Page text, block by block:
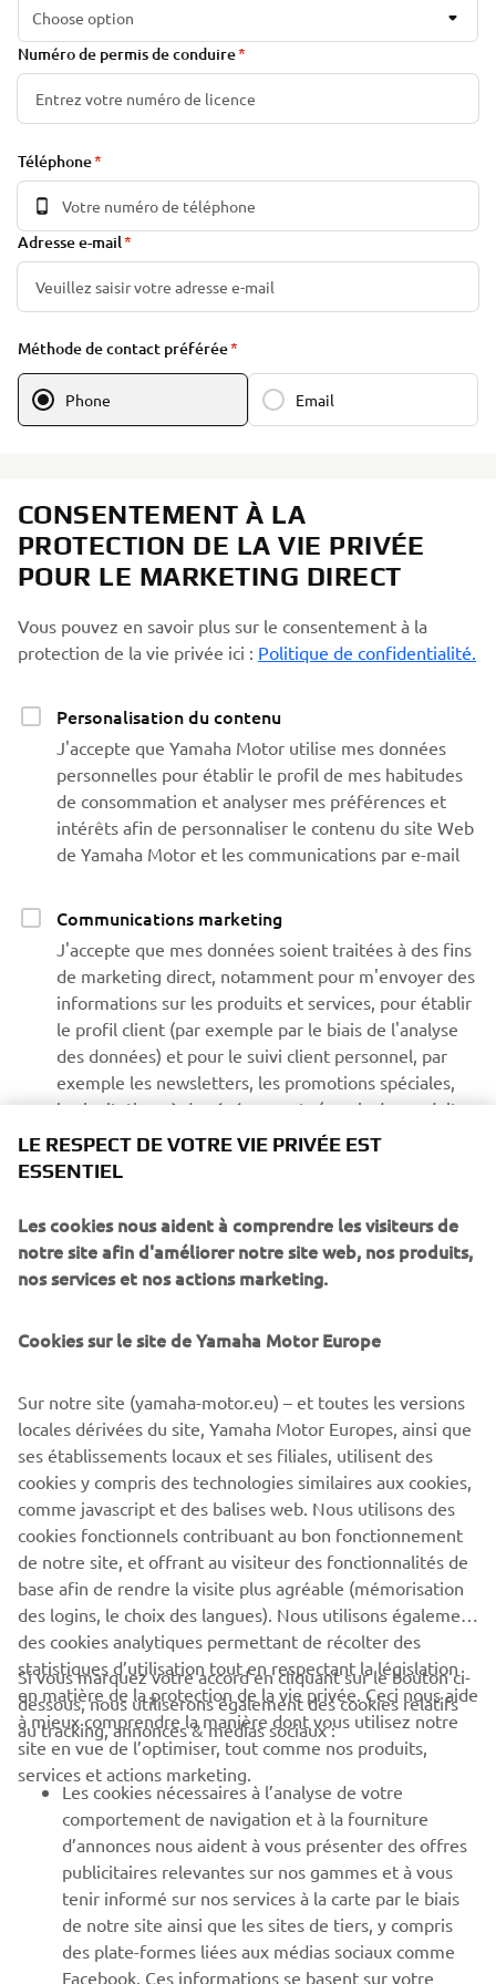
Choose option
Numéro de permis de conduire
Téléphone
Adresse e-mail
Méthode de contact préférée
Phone Email
CONSENTEMENT À LA
PROTECTION DE LA VIE PRIVÉE
POUR LE MARKETING DIRECT
Vous pouvez en savoir plus sur le consentement à la
protection de la vie privée ici : Politique de confidentialité.
Personalisation du contenu
J'accepte que Yamaha Motor utilise mes données
personnelles pour établir le profil de mes habitudes
de consommation et analyser mes préférences et
intérêts afin de personnaliser le contenu du site Web
de Yamaha Motor et les communications par e-mail
Communications marketing
J'accepte que mes données soient traitées à des fins
de marketing direct, notamment pour m'envoyer des
informations sur les produits et services, pour établir
le profil client (par exemple par le biais de l'analyse
des données) et pour le suivi client personnel, par
exemple les newsletters, les promotions spéciales,
les invitations à des événements (essais de conduite
et salons professionnels)
marketing et que vous souhaitez la retirer, vous pouvez le
faire via votre profilMyYamaha
DEMANDER UN ESSAI DE CONDUITE
Les essais avec un permis provisoire ne sont pas autorisés.
CORPORATE
BUSINESS
PLUS YAMAHA
SUPPORT
NEWSLETTER
LE RESPECT DE VOTRE VIE PRIVÉE EST
ESSENTIEL
Les cookies nous aident à comprendre les visiteurs de
notre site afin d'améliorer notre site web, nos produits,
nos services et nos actions marketing.
Cookies sur le site de Yamaha Motor Europe
Sur notre site (yamaha-motor.eu) – et toutes les versions
locales dérivées du site, Yamaha Motor Europes, ainsi que
ses établissements locaux et ses filiales, utilisent des
cookies y compris des technologies similaires aux cookies,
comme javascript et des balises web. Nous utilisons des
cookies fonctionnels contribuant au bon fonctionnement
de notre site, et offrant au visiteur des fonctionnalités de
base afin de rendre la visite plus agréable (mémorisation
des logins, le choix des langues). Nous utilisons également
des cookies analytiques permettant de récolter des
statistiques d’utilisation tout en respectant la législation
en matière de la protection de la vie privée. Ceci nous aide
à mieux comprendre la manière dont vous utilisez notre
site en vue de l’optimiser, tout comme nos produits,
services et actions marketing.
Si vous marquez votre accord en cliquant sur le bouton ci-
dessous, nous utiliserons également des cookies relatifs
au tracking, annonces & médias sociaux :
Les cookies nécessaires à l’analyse de votre
comportement de navigation et à la fourniture
d’annonces nous aident à vous présenter des offres
publicitaires relevantes sur nos gammes et à vous
tenir informé sur nos services à la carte par le biais
de notre site ainsi que les sites de tiers, y compris
des plate-formes liées aux médias sociaux comme
Facebook. Ces informations se basent sur votre